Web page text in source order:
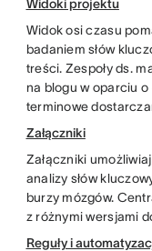
Widoki projektu
Widok osi czasu
badaniem słów
treści. Zespoły ds.
na blogu w oparciu
terminowe
Załączniki
Załączniki
analizy słów
burzy mózgów.
z różnymi wersjami
Reguły i